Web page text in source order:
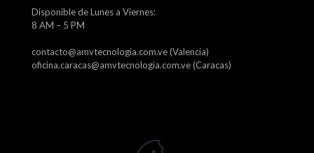
Disponible de Lunes a Viernes:
8 AM – 5 PM
contacto@amvtecnologia.com.ve (Valencia)
oficina.caracas@amvtecnologia.com.ve (Caracas)